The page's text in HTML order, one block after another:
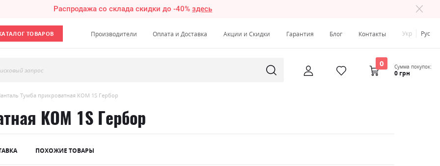
Распродажа со склада скидки до -40%здесь
ТОВАРОВ Производители Оплата и Доставка Акции и Скидки Гарантия Блог Контакты Укр Рус
запрос
0 Сумма покупок:
0 грн
Тумба прикроватная KOM 1S Гербор
KOM 1S Гербор
ПОХОЖИЕ ТОВАРЫ